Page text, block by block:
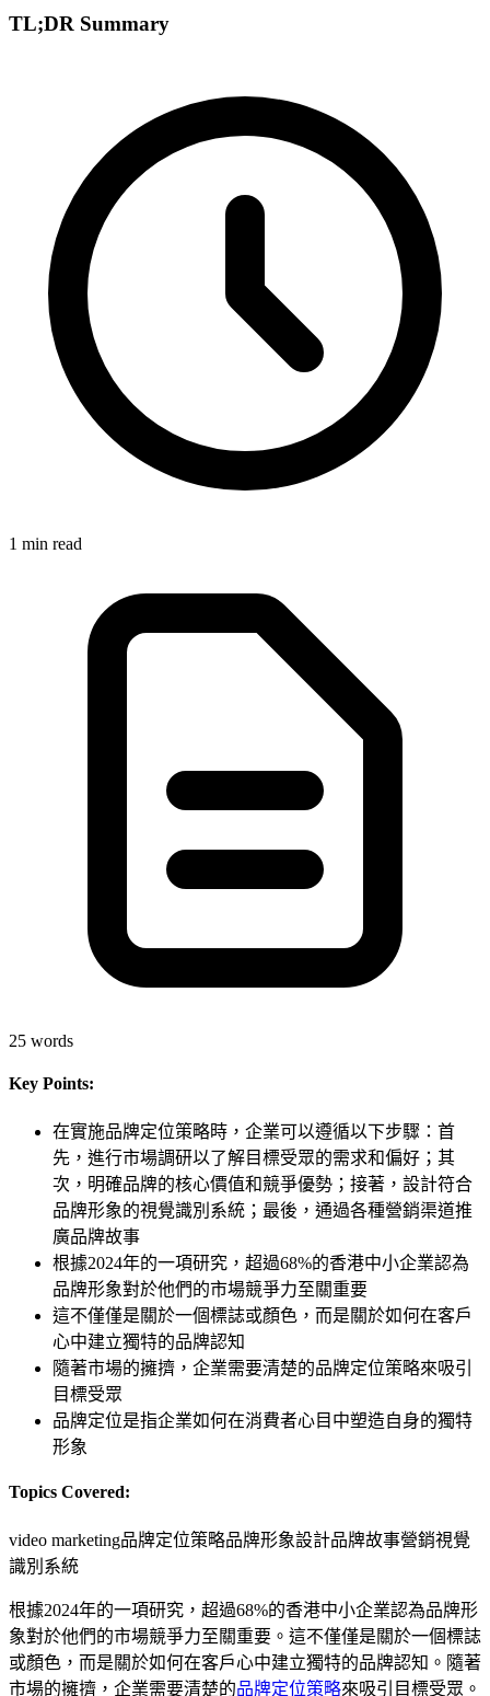
TL;DR Summary
1 min read
25 words
Key Points:
在實施品牌定位策略時，企業可以遵循以下步驟：首
先，進行市場調研以了解目標受眾的需求和偏好；其
次，明確品牌的核心價值和競爭優勢；接著，設計符合
品牌形象的視覺識別系統；最後，通過各種營銷渠道推
廣品牌故事
根據2024年的一項研究，超過68%的香港中小企業認為
品牌形象對於他們的市場競爭力至關重要
這不僅僅是關於一個標誌或顏色，而是關於如何在客戶
心中建立獨特的品牌認知
隨著市場的擁擠，企業需要清楚的品牌定位策略來吸引
目標受眾
品牌定位是指企業如何在消費者心目中塑造自身的獨特
形象
Topics Covered:
video marketing品牌定位策略品牌形象設計品牌故事營銷視覺
識別系統
根據2024年的一項研究，超過68%的香港中小企業認為品牌形
象對於他們的市場競爭力至關重要。這不僅僅是關於一個標誌
或顏色，而是關於如何在客戶心中建立獨特的品牌認知。隨著
市場的擁擠，企業需要清楚的品牌定位策略來吸引目標受眾。